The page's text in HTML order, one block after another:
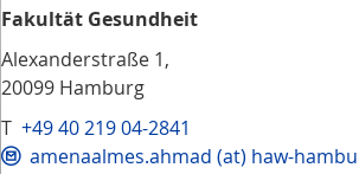
Fakultät Gesundheit
Alexanderstraße 1,
20099 Hamburg
T +49 40 219 04-2841
amenaalmes.ahmad (at) haw-